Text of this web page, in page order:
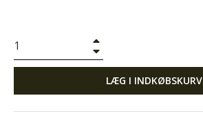
LÆG I INDKØBSKURV